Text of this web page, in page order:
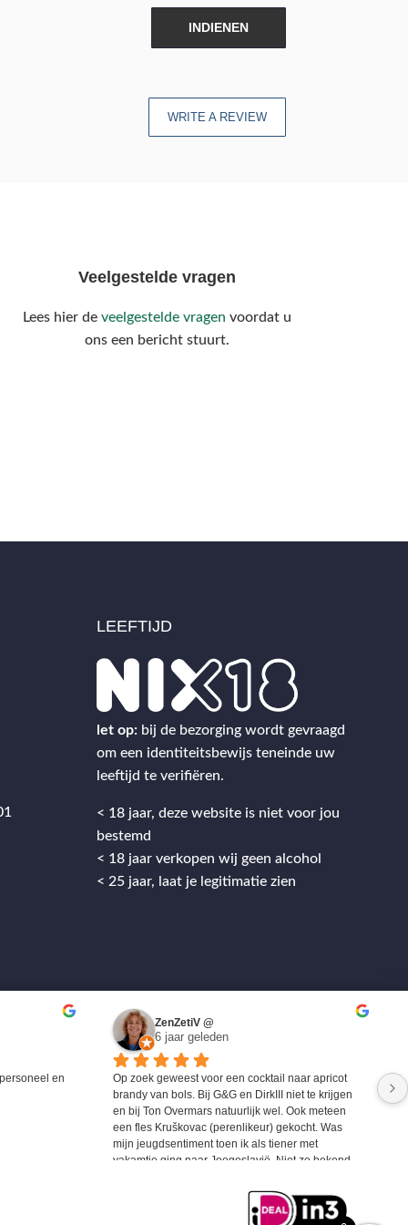
INDIENEN
WRITE A REVIEW
Veelgestelde vragen
Lees hier de veelgestelde vragen voordat u
ons een bericht stuurt.
LEEFTIJD
let op: bij de bezorging wordt gevraagd
om een identiteitsbewijs teneinde uw
leeftijd te verifiëren.
< 18 jaar, deze website is niet voor jou
bestemd
< 18 jaar verkopen wij geen alcohol
< 25 jaar, laat je legitimatie zien
en
ZenZetiV @
6 jaar geleden
Op zoek geweest voor een cocktail naar apricot
brandy van bols. Bij G&G en DirkIII niet te krijgen
en bij Ton Overmars natuurlijk wel. Ook meteen
een fles Kruškovac (perenlikeur) gekocht. Was
mijn jeugdsentiment toen ik als tiener met
vakamtie ging naar Joegoslavië. Niet zo bekend